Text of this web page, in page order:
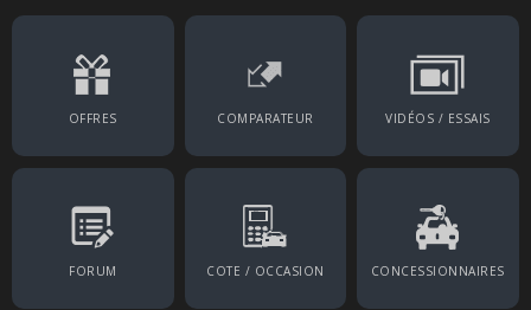
OFFRES COMPARATEUR VIDÉOS / ESSAIS
FORUM COTE / OCCASION CONCESSIONNAIRES